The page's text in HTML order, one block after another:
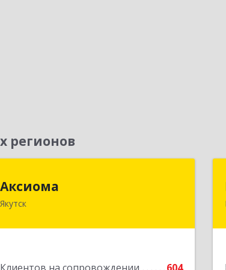
регионов
Аксиома
Якутск677000, Саха /Якутия/ Респ, Якутск г,